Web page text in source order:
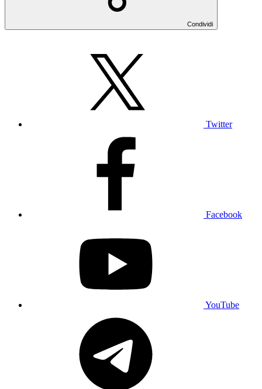
Condividi
Twitter
Facebook
YouTube